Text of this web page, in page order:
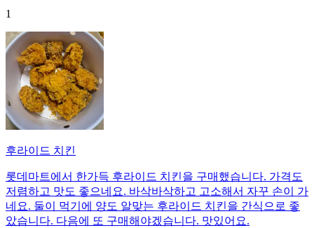
1
후라이드 치킨
롯데마트에서 한가득 후라이드 치킨을 구매했습니다. 가격도
저렴하고 맛도 좋으네요. 바삭바삭하고 고소해서 자꾸 손이 가
네요. 둘이 먹기에 양도 알맞는 후라이드 치킨을 간식으로 좋
았습니다. 다음에 또 구매해야겠습니다. 맛있어요.